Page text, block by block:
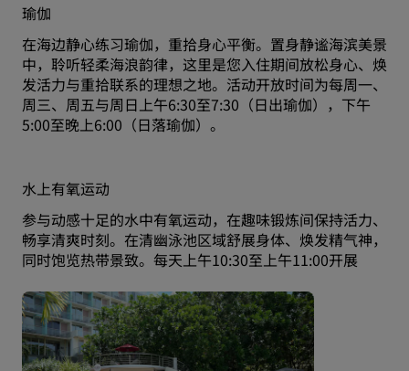
瑜伽
在海边静心练习瑜伽，重拾身心平衡。置身静谧海滨美景
中，聆听轻柔海浪韵律，这里是您入住期间放松身心、焕
发活力与重拾联系的理想之地。活动开放时间为每周一、
周三、周五与周日上午6:30至7:30（日出瑜伽），下午
5:00至晚上6:00（日落瑜伽）。
水上有氧运动
参与动感十足的水中有氧运动，在趣味锻炼间保持活力、
畅享清爽时刻。在清幽泳池区域舒展身体、焕发精气神，
同时饱览热带景致。每天上午10:30至上午11:00开展